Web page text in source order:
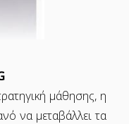
μάθησης, η
να μεταβάλλει τα